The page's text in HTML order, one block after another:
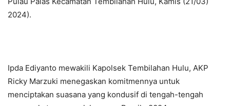
2024).
Ipda Ediyanto mewakili Kapolsek Tembilahan Hulu, AKP
Ricky Marzuki menegaskan komitmennya untuk
menciptakan suasana yang kondusif di tengah-tengah